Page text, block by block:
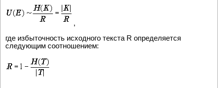
,
где избыточность исходного текста R определяется
следующим соотношением: